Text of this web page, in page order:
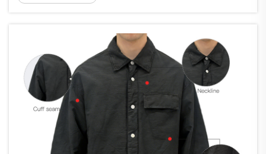
a szélállósággal. A mai szélvédő dzsekik különlegesen